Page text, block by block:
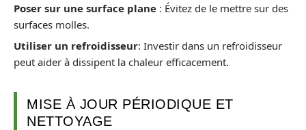
Poser sur une surface plane : Évitez de le mettre sur des
surfaces molles.
Utiliser un refroidisseur: Investir dans un refroidisseur
peut aider à dissipent la chaleur efficacement.
MISE À JOUR PÉRIODIQUE ET
NETTOYAGE